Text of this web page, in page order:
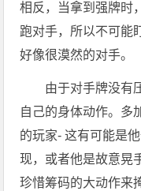
相反，当拿到强牌时
跑对手，所以不可能
好像很漠然的对手。
由于对手牌没有
自己的身体动作。多
的玩家- 这有可能是
现，或者他是故意晃
珍惜筹码的大动作来